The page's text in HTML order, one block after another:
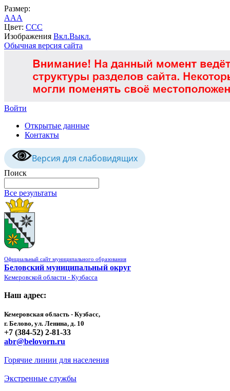
Размер:
AAA
Цвет: CCC
Изображения Вкл.Выкл.
Обычная версия сайта
Войти
Открытые данные
Контакты
Версия для слабовидящих
Поиск
Все результаты
Официальный сайт муниципального образования
Беловский муниципальный округ
Кемеровской области - Кузбасса
Наш адрес:
Кемеровская область - Кузбасс,
г. Белово, ул. Ленина, д. 10
+7 (384-52) 2-81-33
abr@belovorn.ru
Горячие линии для населения
Экстренные службы